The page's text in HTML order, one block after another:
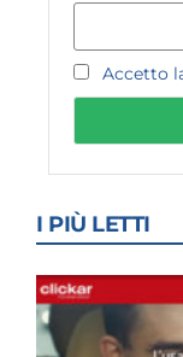
Accetto
I PIÙ LETTI